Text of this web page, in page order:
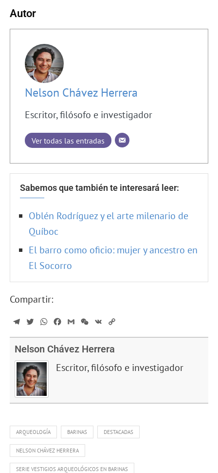
Autor
Nelson Chávez Herrera
Escritor, filósofo e investigador
Ver todas las entradas
Sabemos que también te interesará leer:
Oblén Rodríguez y el arte milenario de
Quíboc
El barro como oficio: mujer y ancestro en
El Socorro
Compartir:
TelegramTwitterWhatsApp
Facebook
GmailWeChat
VK
Nelson Chávez Herrera
Escritor, filósofo e investigador
ARQUEOLOGÍA BARINAS DESTACADAS
NELSON CHÁVEZ HERRERA
SERIE VESTIGIOS ARQUEOLÓGICOS EN BARINAS